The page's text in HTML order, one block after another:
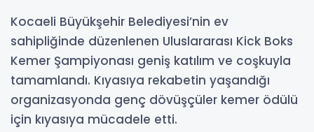
Kocaeli Büyükşehir Belediyesi’nin ev
sahipliğinde düzenlenen Uluslararası Kick Boks
Kemer Şampiyonası geniş katılım ve coşkuyla
tamamlandı. Kıyasıya rekabetin yaşandığı
organizasyonda genç dövüşçüler kemer ödülü
için kıyasıya mücadele etti.